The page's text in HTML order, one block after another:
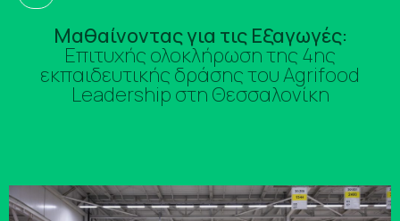
Μαθαίνοντας για τις Εξαγωγές:
Επιτυχής ολοκλήρωση της 4ης
εκπαιδευτικής δράσης του Agrifood
Leadership στη Θεσσαλονίκη